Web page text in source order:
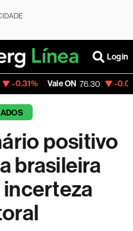
Login
ON 76.30 -0.01% Itaú PN
positivo
brasileira
incerteza